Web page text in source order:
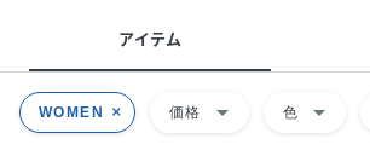
アイテム
WOMEN 価格 arrow_drop_down 色 arrow_drop_down